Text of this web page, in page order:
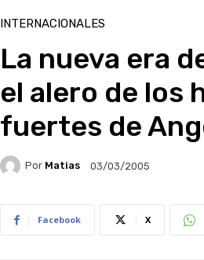
INTERNACIONALES
La nueva era
el alero de los
fuertes de
Por Matias 03/03/2005
Facebook X